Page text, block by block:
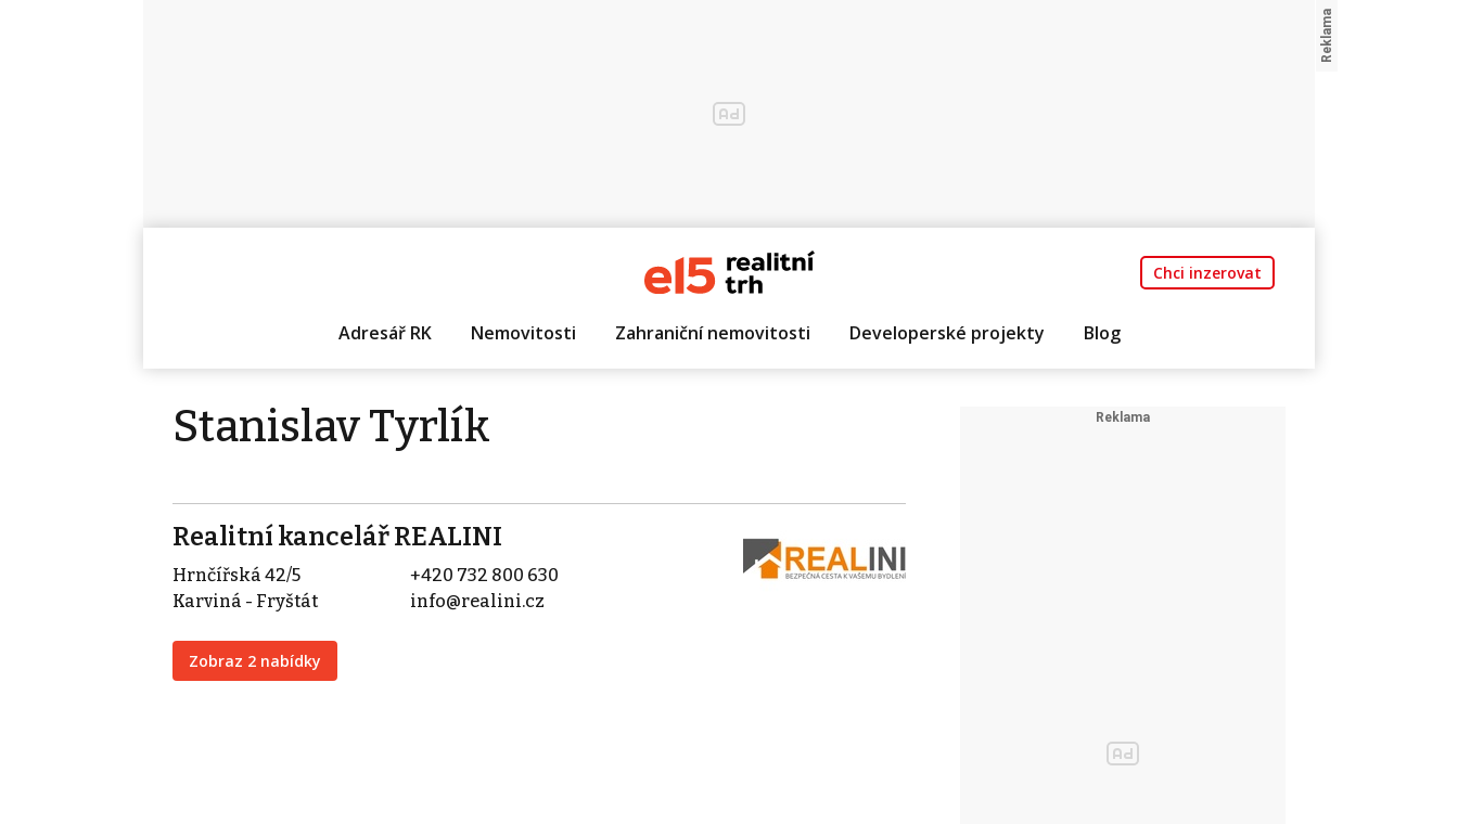
Chci inzerovat
Adresář RK Nemovitosti Zahraniční nemovitosti Developerské projekty Blog
Stanislav Tyrlík
Realitní kancelář REALINI
Hrnčířská 42/5
Karviná - Fryštát
Zobraz 2 nabídky
+420 732 800 630
info@realini.cz